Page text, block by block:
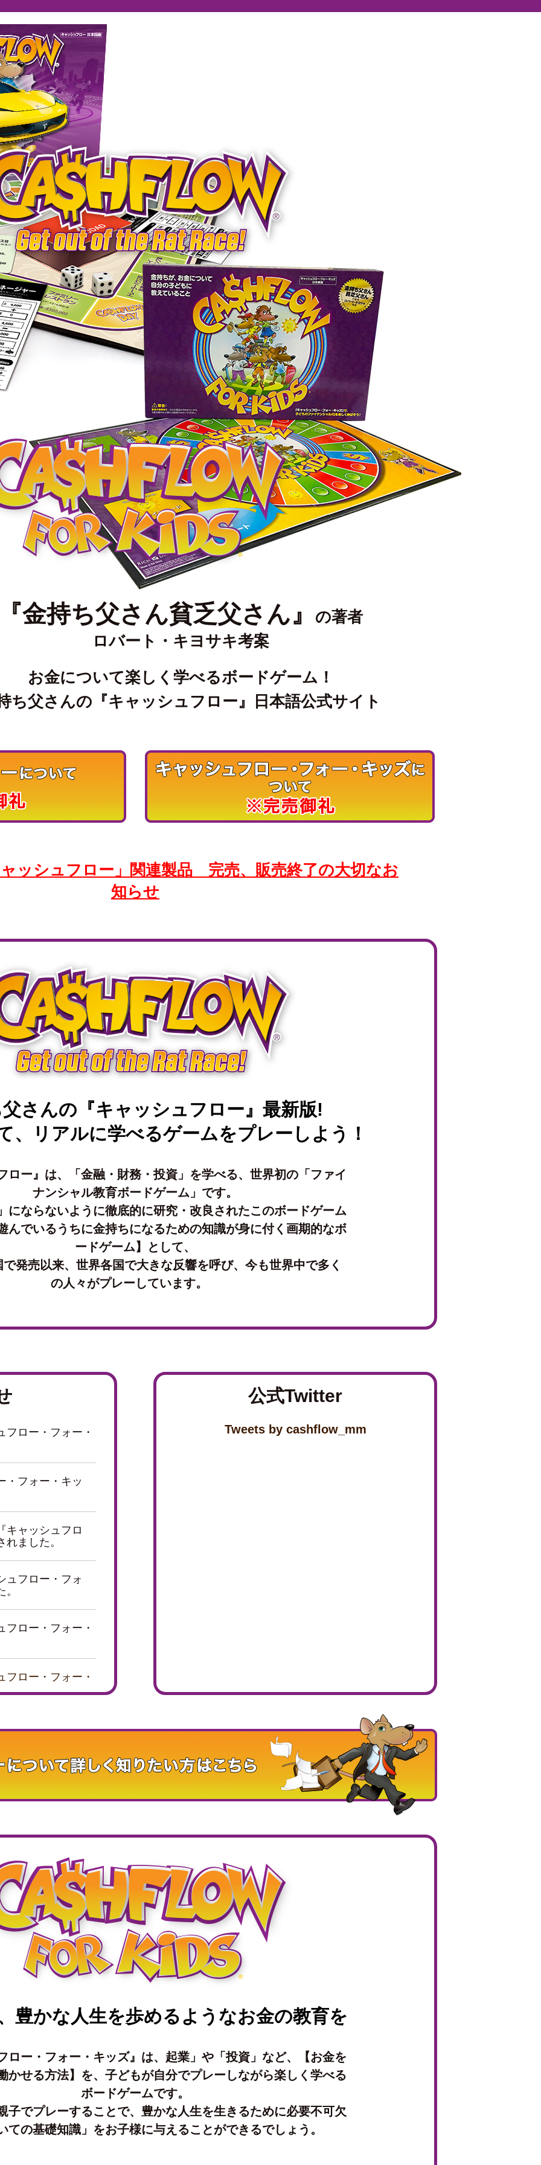
金持ち父さん貧乏父さん』
の著者
ロバート・キヨサキ考案
お金について楽しく学べるボードゲーム！
ち父さんの『キャッシュフロー』日本語公式サイト
ッシュフロー」関連製品 完売、販売終了の大切なお
知らせ
さんの『キャッシュフロー』最新版!
、リアルに学べるゲームをプレーしよう！
ロー』は、「金融・財務・投資」を学べる、世界初の「ファイ
ナンシャル教育ボードゲーム」です。
にならないように徹底的に研究・改良されたこのボードゲーム
んでいるうちに金持ちになるための知識が身に付く画期的なボ
ードゲーム】として、
発売以来、世界各国で大きな反響を呼び、今も世界中で多く
の人々がプレーしています。
フロー・フォー・
・フォー・キッ
キャッシュフロ
ました。
ュフロー・フォ
フロー・フォー・
フロー・フォー・
ロー・フォー・キ
ー・フォー・キッ
・フォー・キッ
ッシュフロー』
ッズ』が紹介さ
』が紹介されまし
マガジン「はぴ
公式Twitter
Tweets by cashflow_mm
豊かな人生を歩めるようなお金の教育を
ロー・フォー・キッズ』は、起業」や「投資」など、【お金を
かせる方法】を、子どもが自分でプレーしながら楽しく学べる
ボードゲームです。
子でプレーすることで、豊かな人生を生きるために必要不可欠
ての基礎知識」をお子様に与えることができるでしょう。